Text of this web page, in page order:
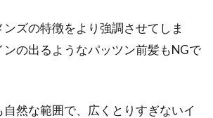
ンズの特徴をより強調させてしま
ンの出るようなパッツン前髪もNGで
然な範囲で、広くとりすぎないイ